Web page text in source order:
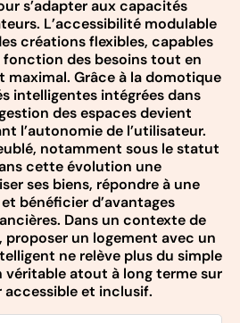
s’adapter aux capacités
L’accessibilité modulable
créations flexibles, capables
des besoins tout en
Grâce à la domotique
intelligentes intégrées dans
des espaces devient
l’autonomie de l’utilisateur.
notamment sous le statut
cette évolution une
ses biens, répondre à une
bénéficier d’avantages
Dans un contexte de
un logement avec un
ne relève plus du simple
véritable atout à long terme sur
et inclusif.